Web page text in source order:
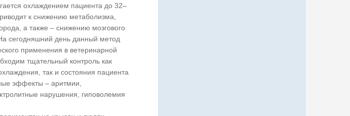
охлаждением пациента до 32–
к снижению метаболизма,
а также – снижению мозгового
сегодняшний день данный метод
применения в ветеринарной
тщательный контроль как
так и состояния пациента
эффекты – аритмии,
нарушения, гиповолемия